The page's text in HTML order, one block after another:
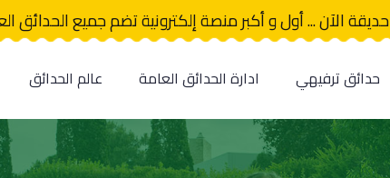
حديقة الآن ... أول و أكبر منصة إلكترونية تضم جميع الحدائق
حدائق ترفيهي ادارة الحدائق العامة عالم الحدائق